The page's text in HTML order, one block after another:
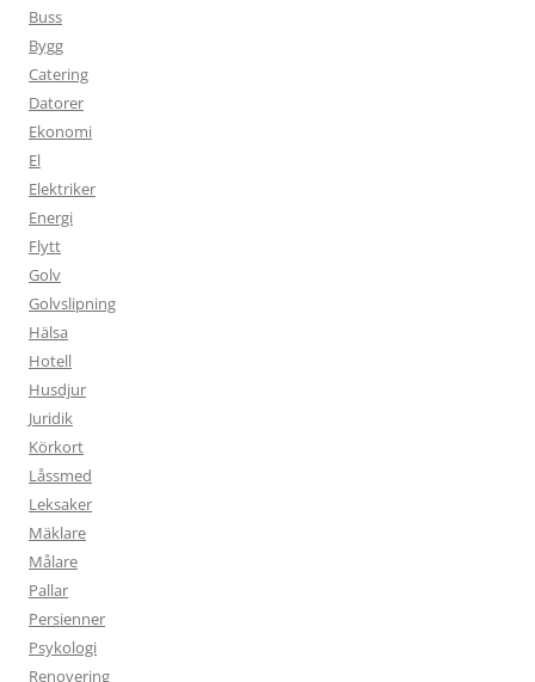
Buss
Bygg
Catering
Datorer
Ekonomi
El
Elektriker
Energi
Flytt
Golv
Golvslipning
Hälsa
Hotell
Husdjur
Juridik
Körkort
Låssmed
Leksaker
Mäklare
Målare
Pallar
Persienner
Psykologi
Renovering